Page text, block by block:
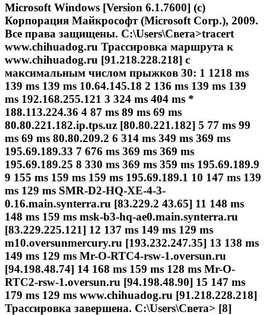
Microsoft Windows [Version 6.1.7600] (c)
Корпорация Майкрософт (Microsoft Corp.), 2009.
Все права защищены. C:\Users\Света>tracert
www.chihuadog.ru Трассировка маршрута к
www.chihuadog.ru [91.218.228.218] с
максимальным числом прыжков 30: 1 1218 ms
139 ms 139 ms 10.64.145.18 2 136 ms 139 ms 139
ms 192.168.255.121 3 324 ms 404 ms *
188.113.224.36 4 87 ms 89 ms 69 ms
80.80.221.182.ip.tps.uz [80.80.221.182] 5 77 ms 99
ms 69 ms 80.80.209.2 6 314 ms 349 ms 369 ms
195.69.189.33 7 676 ms 369 ms 369 ms
195.69.189.25 8 330 ms 369 ms 359 ms 195.69.189.9
9 155 ms 159 ms 159 ms 195.69.189.1 10 147 ms 139
ms 129 ms SMR-D2-HQ-XE-4-3-
0.16.main.synterra.ru [83.229.2 43.65] 11 148 ms
148 ms 159 ms msk-b3-hq-ae0.main.synterra.ru
[83.229.225.121] 12 137 ms 149 ms 129 ms
m10.oversunmercury.ru [193.232.247.35] 13 138 ms
149 ms 129 ms Mr-O-RTC4-rsw-1.oversun.ru
[94.198.48.74] 14 168 ms 159 ms 128 ms Mr-O-
RTC2-rsw-1.oversun.ru [94.198.48.90] 15 147 ms
179 ms 129 ms www.chihuadog.ru [91.218.228.218]
Трассировка завершена. C:\Users\Света> [8]